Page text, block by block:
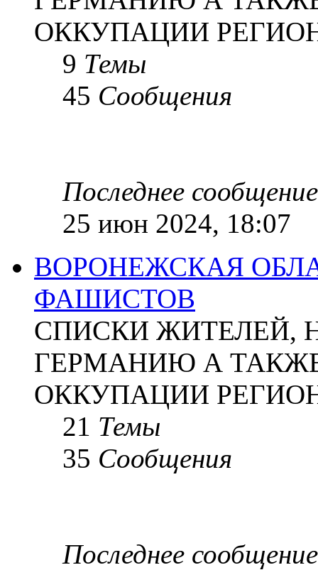
ОККУПАЦИИ
9 Темы
45 Сообщения
Последнее сообщение
25 июн 2024, 18:07
ВОРОНЕЖСКАЯ
ФАШИСТОВ
СПИСКИ ЖИТЕЛЕЙ,
ГЕРМАНИЮ А
ОККУПАЦИИ
21 Темы
35 Сообщения
Последнее сообщение